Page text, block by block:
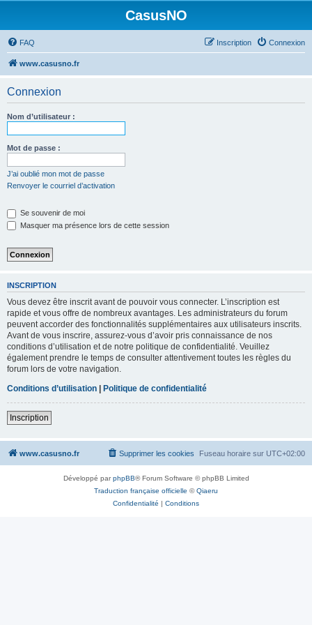
CasusNO
FAQ Connexion
Inscription
www.casusno.fr
Connexion
Nom d’utilisateur :
Mot de passe :
J’ai oublié mon mot de passe
Renvoyer le courriel d’activation
Se souvenir de moi
Masquer ma présence lors de cette session
INSCRIPTION
Vous devez être inscrit avant de pouvoir vous connecter. L’inscription est
rapide et vous offre de nombreux avantages. Les administrateurs du forum
peuvent accorder des fonctionnalités supplémentaires aux utilisateurs inscrits.
Avant de vous inscrire, assurez-vous d’avoir pris connaissance de nos
conditions d’utilisation et de notre politique de confidentialité. Veuillez
également prendre le temps de consulter attentivement toutes les règles du
forum lors de votre navigation.
Conditions d’utilisation | Politique de confidentialité
Inscription
www.casusno.fr Fuseau horaire sur UTC+02:00
Supprimer les cookies
Développé parphpBB® Forum Software © phpBB Limited
Traduction française officielle ©Qiaeru
Confidentialité | Conditions